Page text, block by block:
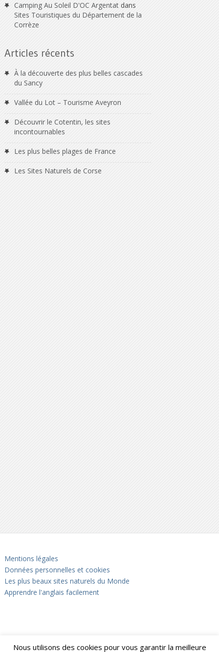
Camping Au Soleil D'OC Argentatdans
Sites Touristiques du Département de la
Corrèze
Articles récents
À la découverte des plus belles cascades
du Sancy
Vallée du Lot – Tourisme Aveyron
Découvrir le Cotentin, les sites
incontournables
Les plus belles plages de France
Les Sites Naturels de Corse
Mentions légales
Données personnelles et cookies
Les plus beaux sites naturels du Monde
Apprendre l'anglais facilement
Nous utilisons des cookies pour vous garantir la meilleure